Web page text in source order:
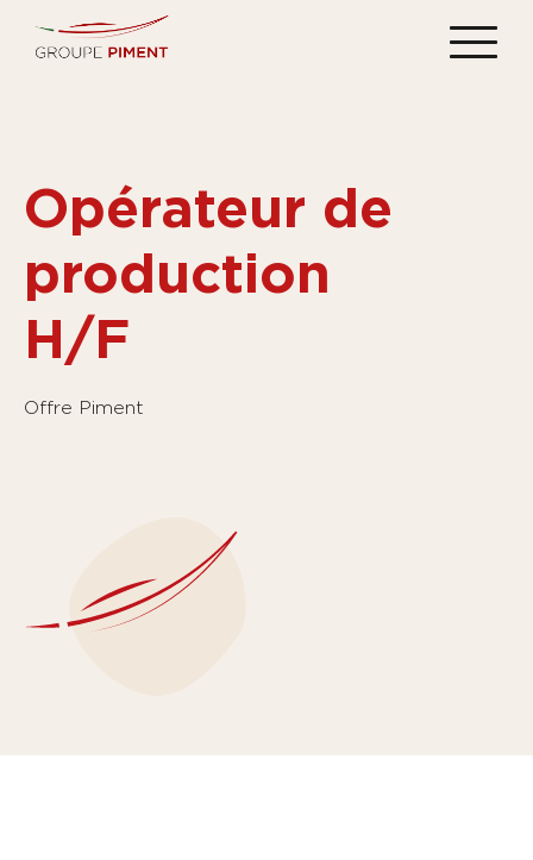
Opérateur de
production
H/F
Offre Piment
joindre un fichier